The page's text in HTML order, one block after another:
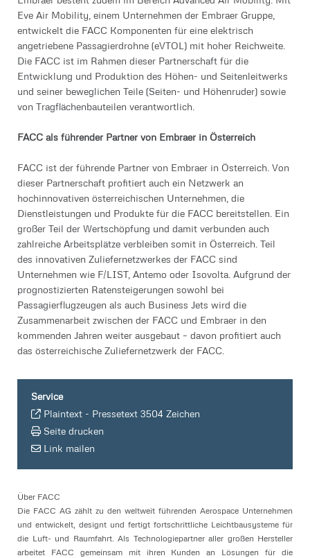
Eve Air Mobility, einem Unternehmen der Embraer Gruppe,
entwickelt die FACC Komponenten für eine elektrisch
angetriebene Passagierdrohne (eVTOL) mit hoher Reichweite.
Die FACC ist im Rahmen dieser Partnerschaft für die
Entwicklung und Produktion des Höhen- und Seitenleitwerks
und seiner beweglichen Teile (Seiten- und Höhenruder) sowie
von Tragflächenbauteilen verantwortlich.
FACC als führender Partner von Embraer in Österreich
FACC ist der führende Partner von Embraer in Österreich. Von
dieser Partnerschaft profitiert auch ein Netzwerk an
hochinnovativen österreichischen Unternehmen, die
Dienstleistungen und Produkte für die FACC bereitstellen. Ein
großer Teil der Wertschöpfung und damit verbunden auch
zahlreiche Arbeitsplätze verbleiben somit in Österreich. Teil
des innovativen Zuliefernetzwerkes der FACC sind
Unternehmen wie F/LIST, Antemo oder Isovolta. Aufgrund der
prognostizierten Ratensteigerungen sowohl bei
Passagierflugzeugen als auch Business Jets wird die
Zusammenarbeit zwischen der FACC und Embraer in den
kommenden Jahren weiter ausgebaut – davon profitiert auch
das österreichische Zuliefernetzwerk der FACC.
Service
Plaintext - Pressetext 3504 Zeichen
Seite drucken
Link mailen
Über FACC
Die FACC AG zählt zu den weltweit führenden Aerospace Unternehmen
und entwickelt, designt und fertigt fortschrittliche Leichtbausysteme für
die Luft- und Raumfahrt. Als Technologiepartner aller großen Hersteller
arbeitet FACC gemeinsam mit ihren Kunden an Lösungen für die